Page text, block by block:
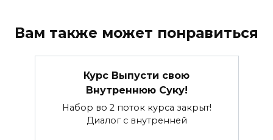
Вам также может понравиться
Курс Выпусти свою
Внутреннюю Суку!
Набор во 2 поток курса закрыт!
Диалог с внутренней